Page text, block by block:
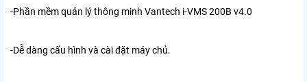
-Phần mềm quản lý thông minh Vantech i-VMS 200B v4.0
-Dễ dàng cấu hình và cài đặt máy chủ.